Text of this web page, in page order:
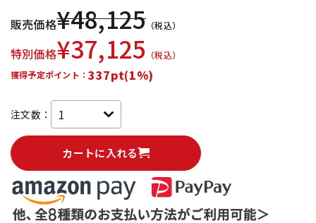
販売価格¥48,125 （税込）
特別価格¥37,125 （税込）
獲得予定ポイント：337pt(1%)
注文数：
カートに入れる